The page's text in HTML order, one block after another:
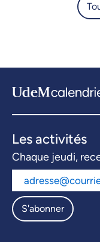
Les activités
Chaque jeudi,
S'abonner